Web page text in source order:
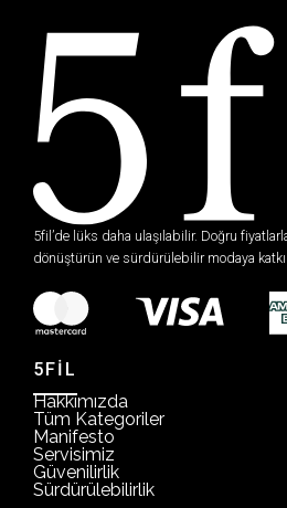
5fil’de lüks daha ulaşılabilir. Doğru
dönüştürün ve sürdürülebilir modaya katkı
5FİL
Hakkımızda
Tüm Kategoriler
Manifesto
Servisimiz
Güvenilirlik
Sürdürülebilirlik